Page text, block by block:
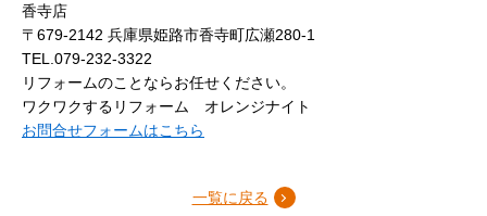
香寺店
〒679-2142 兵庫県姫路市香寺町広瀬280-1
TEL.079-232-3322
リフォームのことならお任せください。
ワクワクするリフォーム オレンジナイト
お問合せフォームはこちら
一覧に戻る